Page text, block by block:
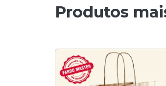
Produtos